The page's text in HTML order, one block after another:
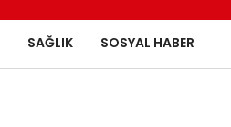
SAĞLIK SOSYAL HABER